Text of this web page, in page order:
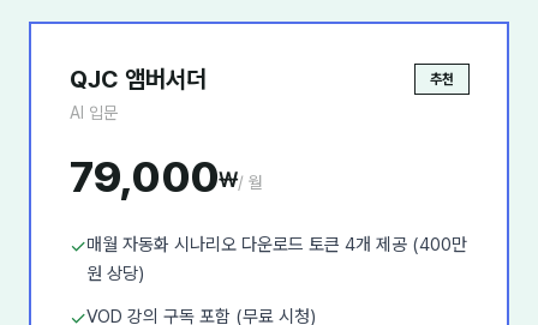
QJC 앰버서더 추천
AI 입문
79,000₩/ 월
✓매월 자동화 시나리오 다운로드 토큰 4개 제공 (400만
원 상당)
✓VOD 강의 구독 포함 (무료 시청)